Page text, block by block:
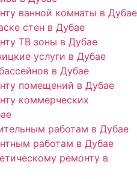
ванной комнаты в Дубае
стен в Дубае
ТВ зоны в Дубае
услуги в Дубае
в Дубае
помещений в Дубае
коммерческих
работам в Дубае
работам в Дубае
ремонту в